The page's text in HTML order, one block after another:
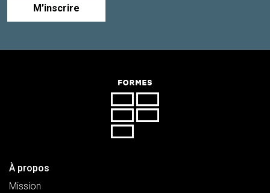
M’inscrire
À propos
Mission